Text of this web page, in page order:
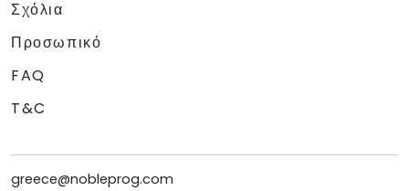
Σχόλια
Προσωπικό
FAQ
T&C
greece@nobleprog.com